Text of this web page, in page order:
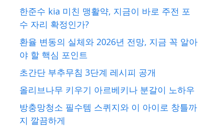
한준수 kia 미친 맹활약, 지금이 바로 주전 포
수 자리 확정인가?
환율 변동의 실체와 2026년 전망, 지금 꼭 알아
야 할 핵심 포인트
초간단 부추무침 3단계 레시피 공개
올리브나무 키우기 아르베키나 분갈이 노하우
방충망청소 필수템 스퀴지와 이 아이로 창틀까
지 깔끔하게